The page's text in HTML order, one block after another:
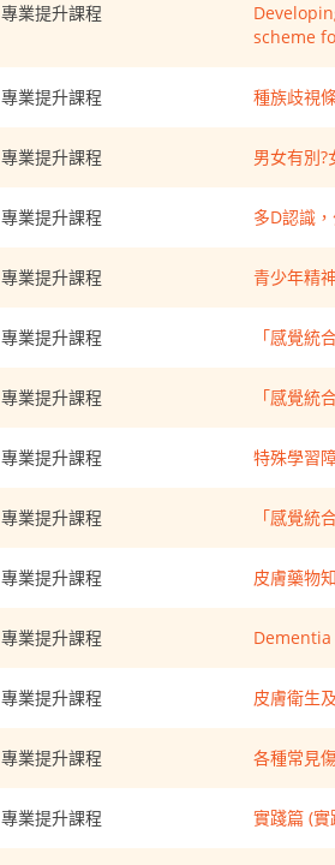
專業提升課程
scheme
專業提升課程 種族歧視
專業提升課程 男女有別
專業提升課程 多D認識
專業提升課程 青少年精
專業提升課程 「感覺統
專業提升課程 「感覺統
專業提升課程 特殊學習
專業提升課程 「感覺統
專業提升課程 皮膚藥物
專業提升課程
專業提升課程 皮膚衛生
專業提升課程 各種常見
專業提升課程 實踐篇 (